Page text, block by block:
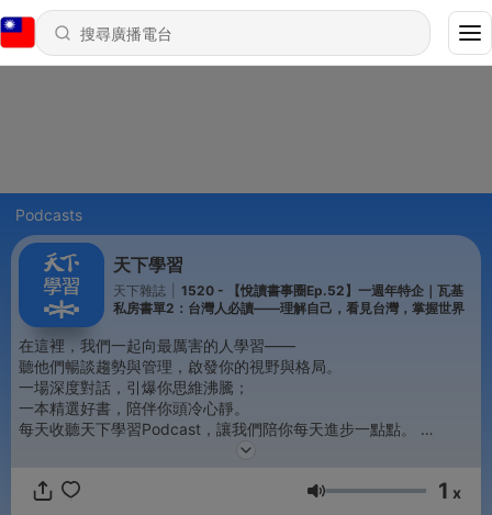
Podcasts
天下學習
天下雜誌
1520 - 【悅讀書事圈Ep.52】一週年特企｜瓦基
私房書單2：台灣人必讀——理解自己，看見台灣，掌握世界
在這裡，我們一起向最厲害的人學習——
聽他們暢談趨勢與管理，啟發你的視野與格局。
一場深度對話，引爆你思維沸騰；
一本精選好書，陪伴你頭冷心靜。
每天收聽天下學習Podcast，讓我們陪你每天進步一點點。
節目包括：
音量 1 x